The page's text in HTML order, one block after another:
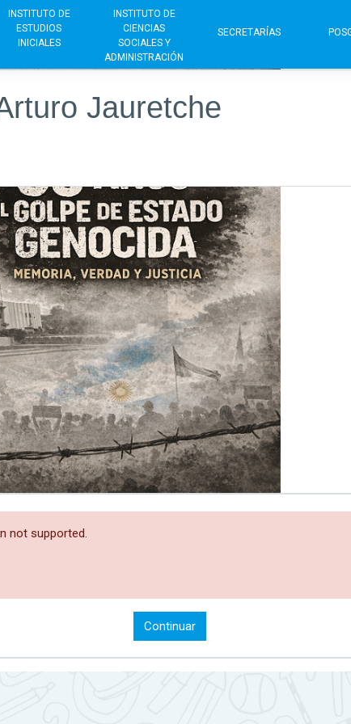
INSTITUTO DE
ESTUDIOS
INICIALES
INSTITUTO DE
CIENCIAS
SOCIALES Y
ADMINISTRACIÓN
SECRETARÍAS
Jauretche
not supported.
Continuar